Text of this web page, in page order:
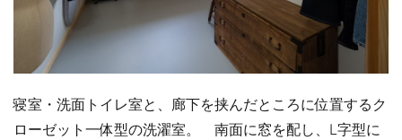
寝室・洗面トイレ室と、廊下を挟んだところに位置するク
ローゼット一体型の洗濯室。 南面に窓を配し、L字型に